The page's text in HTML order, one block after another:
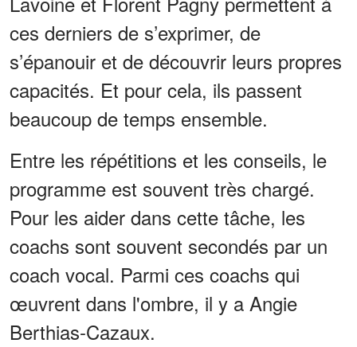
ces derniers de s’exprimer, de
s’épanouir et de découvrir leurs propres
capacités. Et pour cela, ils passent
beaucoup de temps ensemble.
Entre les répétitions et les conseils, le
programme est souvent très chargé.
Pour les aider dans cette tâche, les
coachs sont souvent secondés par un
coach vocal. Parmi ces coachs qui
œuvrent dans l'ombre, il y a Angie
Berthias-Cazaux.